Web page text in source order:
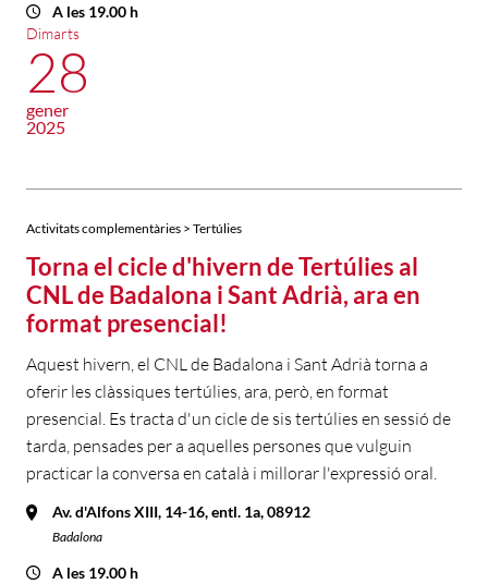
A les 19.00 h
Dimarts
28
gener
2025
Activitats complementàries > Tertúlies
Torna el cicle d'hivern de Tertúlies al
CNL de Badalona i Sant Adrià, ara en
format presencial!
Aquest hivern, el CNL de Badalona i Sant Adrià torna a
oferir les clàssiques tertúlies, ara, però, en format
presencial. Es tracta d'un cicle de sis tertúlies en sessió de
tarda, pensades per a aquelles persones que vulguin
practicar la conversa en català i millorar l'expressió oral.
Av. d'Alfons XIII, 14-16, entl. 1a, 08912
Badalona
A les 19.00 h